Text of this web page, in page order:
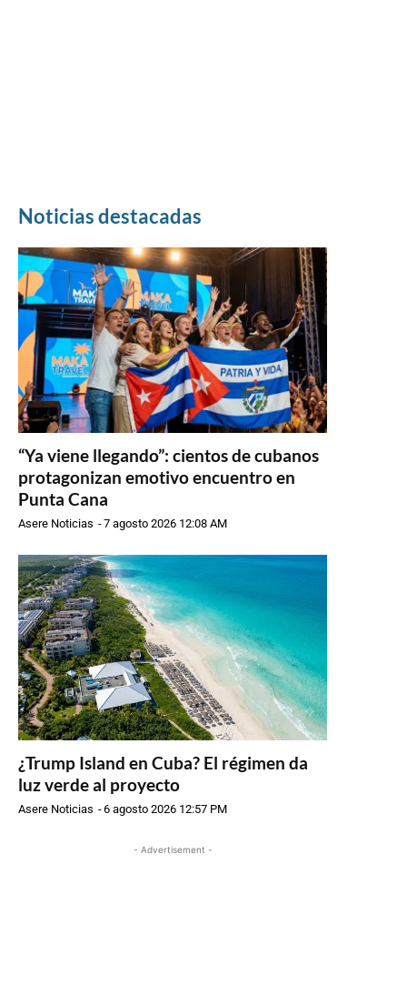
Noticias destacadas
“Ya viene llegando”: cientos de cubanos
protagonizan emotivo encuentro en
Punta Cana
Asere Noticias -7 agosto 2026 12:08 AM
¿Trump Island en Cuba? El régimen da
luz verde al proyecto
Asere Noticias -6 agosto 2026 12:57 PM
- Advertisement -